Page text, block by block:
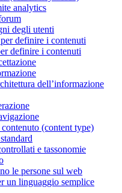
analytics
degli utenti
definire i contenuti
definire i contenuti
dell’informazione
(content type)
e tassonomie
le persone sul web
un linguaggio semplice